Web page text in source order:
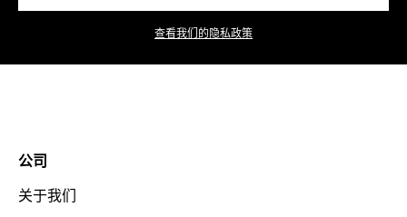
查看我们的隐私政策
公司
关于我们